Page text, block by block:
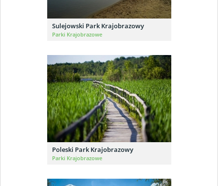
Sulejowski Park Krajobrazowy
Parki Krajobrazowe
Poleski Park Krajobrazowy
Parki Krajobrazowe